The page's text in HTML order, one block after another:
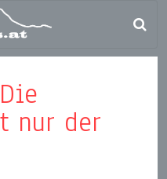
nur der